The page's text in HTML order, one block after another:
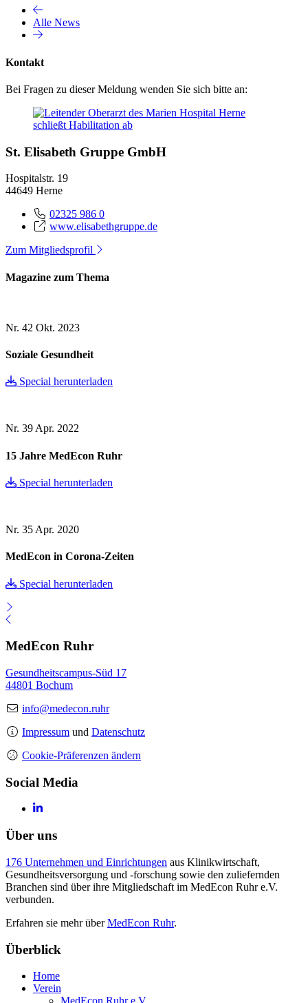
Alle News
Kontakt
Bei Fragen zu dieser Meldung wenden Sie sich bitte an:
St. Elisabeth Gruppe GmbH
Hospitalstr. 19
44649 Herne
02325 986 0
www.elisabethgruppe.de
Zum Mitgliedsprofil
Magazine zum Thema
Nr. 42 Okt. 2023
Soziale Gesundheit
Special herunterladen
Nr. 39Apr. 2022
15 Jahre MedEcon Ruhr
Special herunterladen
Nr. 35 Apr. 2020
MedEcon in Corona-Zeiten
Special herunterladen
MedEcon Ruhr
Gesundheitscampus-Süd 17
44801 Bochum
info@medecon.ruhr
Impressum und Datenschutz
Cookie-Präferenzen ändern
Social Media
Über uns
176 Unternehmen und Einrichtungen aus Klinikwirtschaft,
Gesundheitsversorgung und -forschung sowie den zuliefernden
Branchen sind über ihre Mitgliedschaft im MedEcon Ruhr e.V.
verbunden.
Erfahren sie mehr überMedEcon Ruhr.
Überblick
Home
Verein